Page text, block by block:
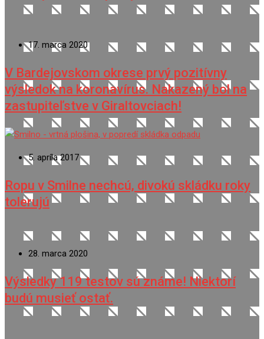
17. marca 2020
V Bardejovskom okrese prvý pozitívny
výsledok na koronavírus. Nakazený bol na
zastupiteľstve v Giraltovciach!
5. apríla 2017
Ropu v Smilne nechcú, divokú skládku roky
tolerujú
28. marca 2020
Výsledky 119 testov sú známe! Niektorí
budú musieť ostať.